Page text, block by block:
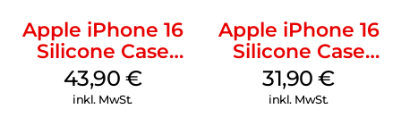
Apple iPhone 16
Silicone Case
MagSafe Plum
43,90 €
inkl. MwSt.
Apple iPhone 16
Silicone Case
MagSafe Fuchsia
31,90€
inkl. MwSt.